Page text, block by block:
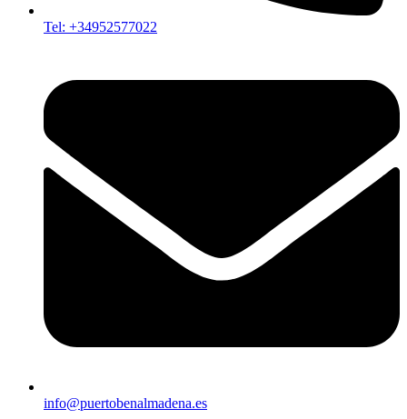
Tel: +34952577022
info@puertobenalmadena.es